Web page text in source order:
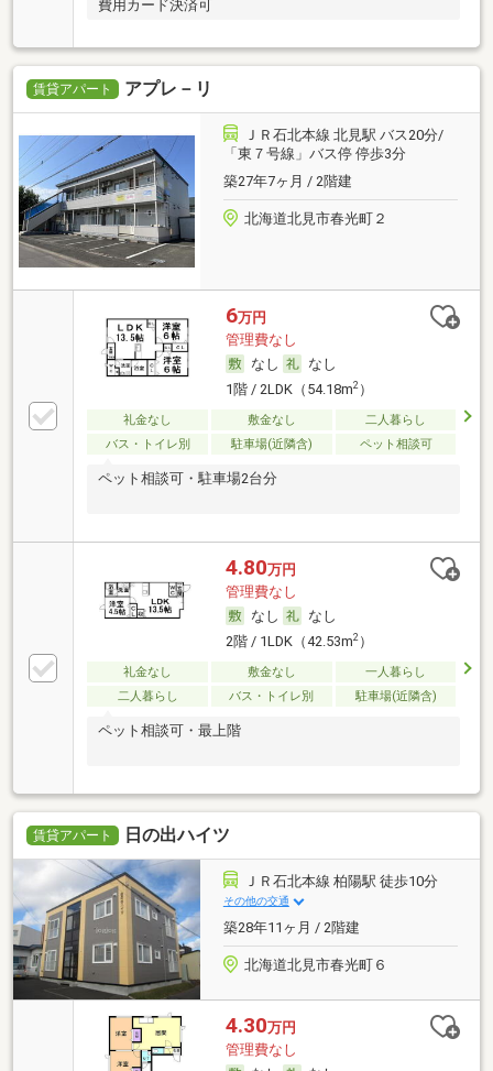
費用カード決済可
賃貸アパート アプレ－リ
ＪＲ石北本線 北見駅 バス20分/
「東７号線」バス停 停歩3分
築27年7ヶ月 / 2階建
北海道北見市春光町２
6万円
管理費なし
なし
なし
1階 / 2LDK（54.18m2）
礼金なし 敷金なし
二人暮らし
バス・トイレ別
駐車場(近隣含) ペット相談可
ペット相談可・駐車場2台分
4.80万円
管理費なし
なし
なし
2階 / 1LDK（42.53m2）
礼金なし 敷金なし
一人暮らし
二人暮らし
バス・トイレ別 駐車場(近隣含)
ペット相談可・最上階
賃貸アパート 日の出ハイツ
ＪＲ石北本線 柏陽駅 徒歩10分
その他の交通
築28年11ヶ月 / 2階建
北海道北見市春光町６
4.30万円
管理費なし